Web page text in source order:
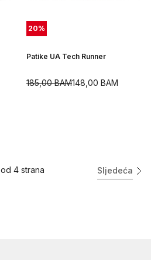
20%
Patike UA Tech Runner
148,00 BAM
185,00BAM
od 4 strana Sljedeća